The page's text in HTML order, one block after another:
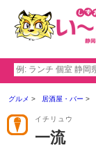
グルメ 居酒屋・バー
イチリュウ
一流